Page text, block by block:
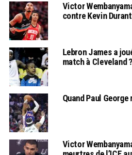
Victor
contre Kevin Durant
Lebron James a
match à Cleveland ?
Quand Paul
Victor